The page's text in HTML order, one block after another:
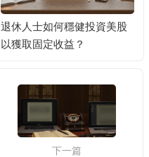
退休人士如何穩健投資美股
以獲取固定收益？
下一篇